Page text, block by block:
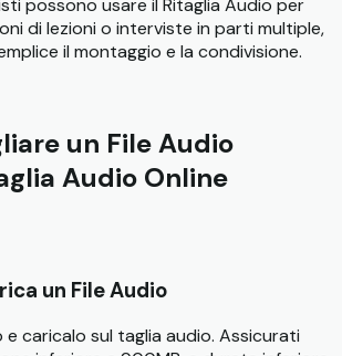
possono usare il Ritaglia Audio per
di lezioni o interviste in parti multiple,
il montaggio e la condivisione.
un File Audio
Audio Online
un File Audio
e caricalo sul taglia audio. Assicurati